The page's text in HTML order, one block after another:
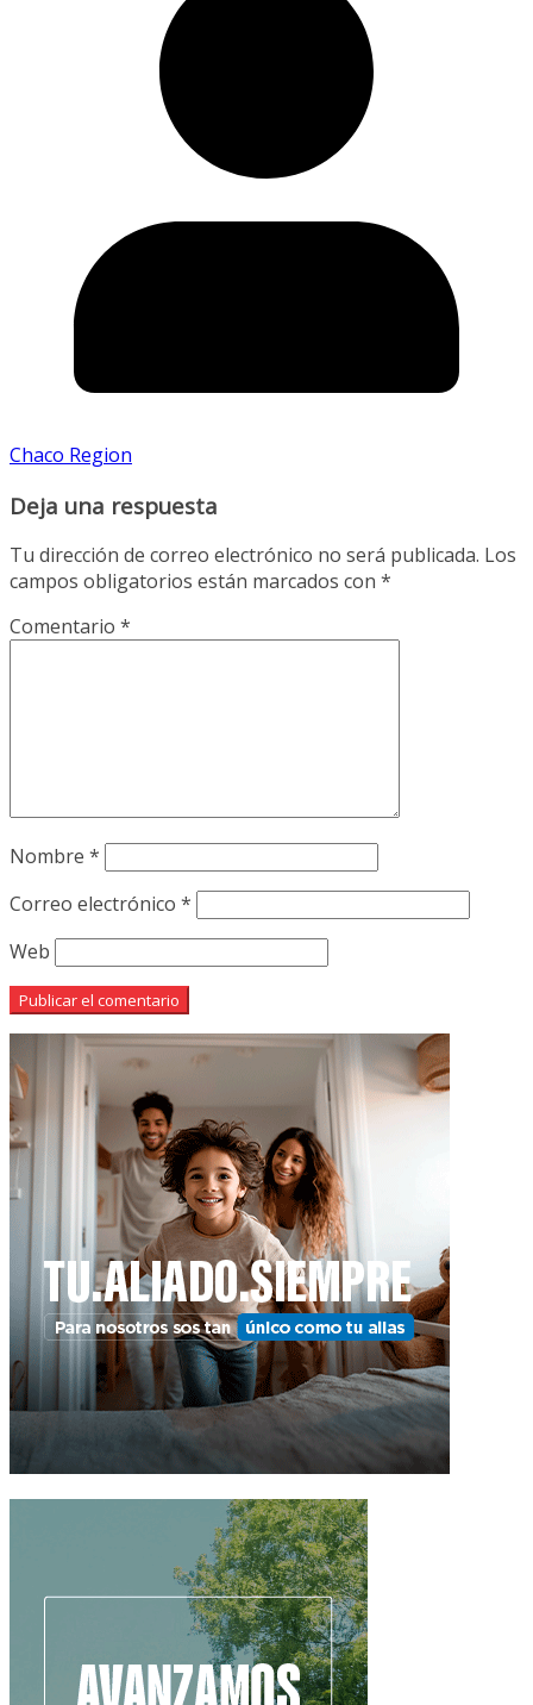
Chaco Region
Deja una respuesta
Tu dirección de correo electrónico no será publicada. Los
campos obligatorios están marcados con *
Comentario *
Nombre *
Correo electrónico *
Web